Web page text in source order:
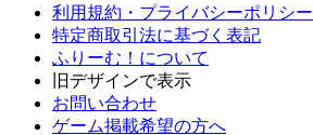
利用規約・プライバシーポリシー
特定商取引法に基づく表記
ふりーむ！について
旧デザインで表示
お問い合わせ
ゲーム掲載希望の方へ